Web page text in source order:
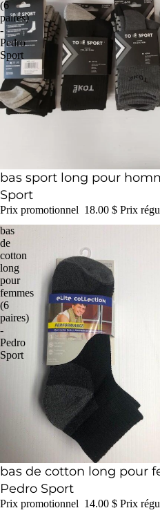
(6
paires)
-
Pedro
Sport
Promotion
bas sport long pour
Sport
Prix promotionnel 18.00 $ Prix
bas
de
cotton
long
pour
femmes
(6
paires)
-
Pedro
Sport
Promotion
bas de cotton long pour
Pedro Sport
Prix promotionnel 14.00 $ Prix